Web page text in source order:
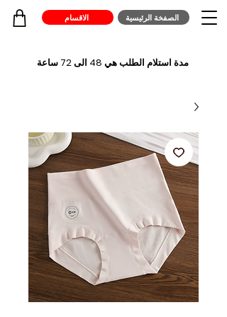
الصفخة الرئيسية الاقسام
مدة استلام الطلب هي 48 الى 72 ساعة